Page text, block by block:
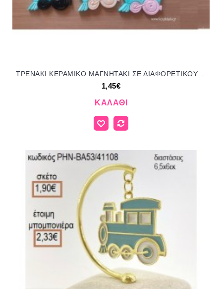
1,45€
ΚΑΛΆΘΙ